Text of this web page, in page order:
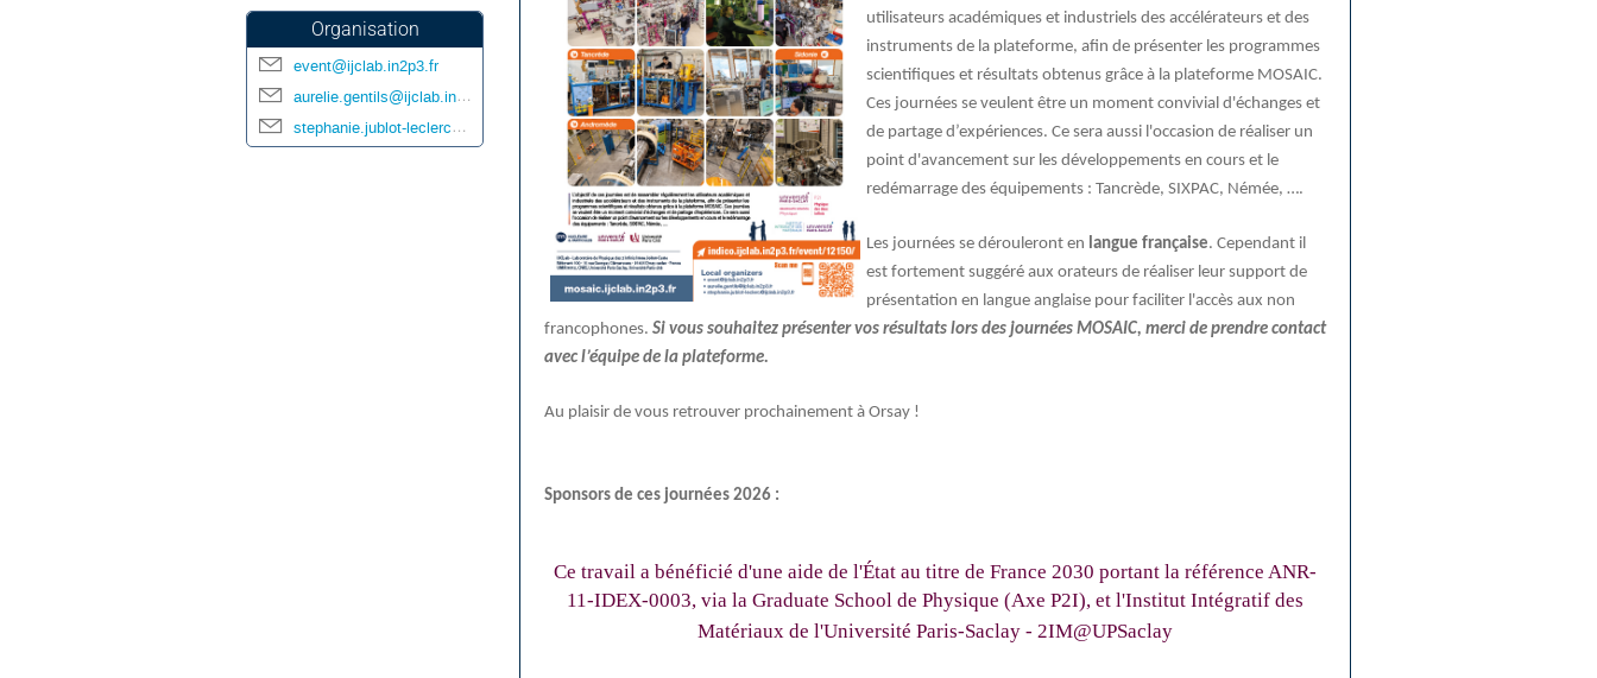
Organisation
event@ijclab.in2p3.fr
aurelie.gentils@ijclab.in2p3.fr
stephanie.jublot-leclerc@ijclab.in2p3.fr
utilisateurs académiques et industriels des accélérateurs et des
instruments de la plateforme, afin de présenter les programmes
scientifiques et résultats obtenus grâce à la plateforme MOSAIC.
Ces journées se veulent être un moment convivial d'échanges et
de partage d’expériences. Ce sera aussi l'occasion de réaliser un
point d'avancement sur les développements en cours et le
redémarrage des équipements : Tancrède, SIXPAC, Némée, ….
Les journées se dérouleront en langue française. Cependant il
est fortement suggéré aux orateurs de réaliser leur support de
présentation en langue anglaise pour faciliter l'accès aux non
francophones. Si vous souhaitez présenter vos résultats lors des journées MOSAIC, merci de prendre contact
avec l’équipe de la plateforme.
Au plaisir de vous retrouver prochainement à Orsay !
Sponsors de ces journées 2026 :
Ce travail a bénéficié d'une aide de l'État au titre de France 2030 portant la référence ANR-
11-IDEX-0003, via la Graduate School de Physique (Axe P2I), et l'Institut Intégratif des
Matériaux de l'Université Paris-Saclay - 2IM@UPSaclay